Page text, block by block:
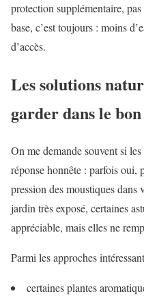
protection supplémentaire,
base, c’est toujours : moins
d’accès.
Les solutions
garder dans le
On me demande souvent si
réponse honnête : parfois oui,
pression des moustiques
jardin très exposé, certaines
appréciable, mais elles ne
Parmi les approches
certaines plantes